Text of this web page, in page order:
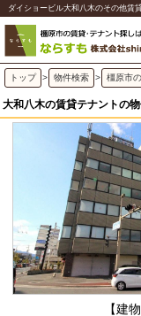
ダイショービル大和八木のその他賃
トップ > 物件検索 > 橿原市
大和八木の賃貸テナントの
【建